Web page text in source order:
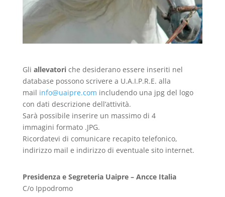
Gli allevatoriche desiderano essere inseriti nel
database possono scrivere a U.A.I.P.R.E. alla
mail info@uaipre.com includendo una jpg del logo
con dati descrizione dell’attività.
Sarà possibile inserire un massimo di 4
immagini formato .JPG.
Ricordatevi di comunicare recapito telefonico,
indirizzo mail e indirizzo di eventuale sito internet.
Presidenza e Segreteria Uaipre – Ancce Italia
C/o Ippodromo